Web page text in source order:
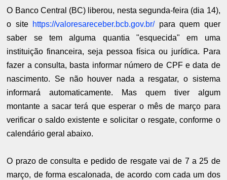
O Banco Central (BC) liberou, nesta segunda-feira (dia 14),
o site https://valoresareceber.bcb.gov.br/para quem quer
saber se tem alguma quantia "esquecida" em uma
instituição financeira, seja pessoa física ou jurídica. Para
fazer a consulta, basta informar número de CPF e data de
nascimento. Se não houver nada a resgatar, o sistema
informará automaticamente. Mas quem tiver algum
montante a sacar terá que esperar o mês de março para
verificar o saldo existente e solicitar o resgate, conforme o
calendário geral abaixo.
O prazo de consulta e pedido de resgate vai de 7 a 25 de
março, de forma escalonada, de acordo com cada um dos